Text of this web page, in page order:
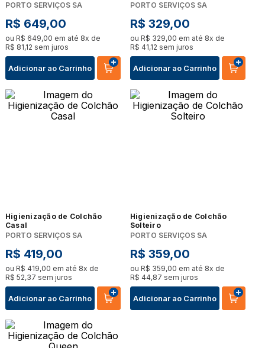
PORTO SERVIÇOS SA
R$ 649,00
ou R$ 649,00 em até 8x de
R$ 81,12 sem juros
Adicionar ao Carrinho
PORTO SERVIÇOS SA
R$ 329,00
ou R$ 329,00 em até 8x de
R$ 41,12 sem juros
Adicionar ao Carrinho
Higienização de Colchão
Casal
PORTO SERVIÇOS SA
R$ 419,00
ou R$ 419,00 em até 8x de
R$ 52,37 sem juros
Adicionar ao Carrinho
Higienização de Colchão
Solteiro
PORTO SERVIÇOS SA
R$ 359,00
ou R$ 359,00 em até 8x de
R$ 44,87 sem juros
Adicionar ao Carrinho